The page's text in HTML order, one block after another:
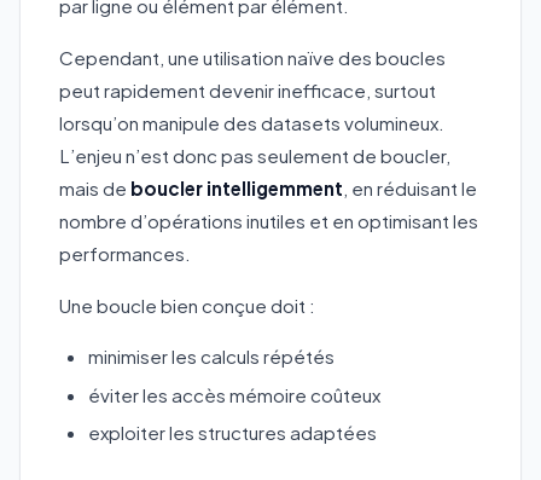
par ligne ou élément par élément.
Cependant, une utilisation naïve des boucles
peut rapidement devenir inefficace, surtout
lorsqu’on manipule des datasets volumineux.
L’enjeu n’est donc pas seulement de boucler,
mais de boucler intelligemment , en réduisant le
nombre d’opérations inutiles et en optimisant les
performances.
Une boucle bien conçue doit :
minimiser les calculs répétés
éviter les accès mémoire coûteux
exploiter les structures adaptées